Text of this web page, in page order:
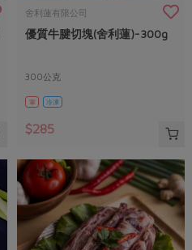
舍利蓮有限公司
優質牛腱切塊(舍利蓮)-300g
300公克
葷 冷凍
$285